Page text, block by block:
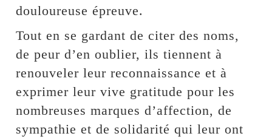
douloureuse épreuve.
Tout en se gardant de citer des noms,
de peur d’en oublier, ils tiennent à
renouveler leur reconnaissance et à
exprimer leur vive gratitude pour les
nombreuses marques d’affection, de
sympathie et de solidarité qui leur ont